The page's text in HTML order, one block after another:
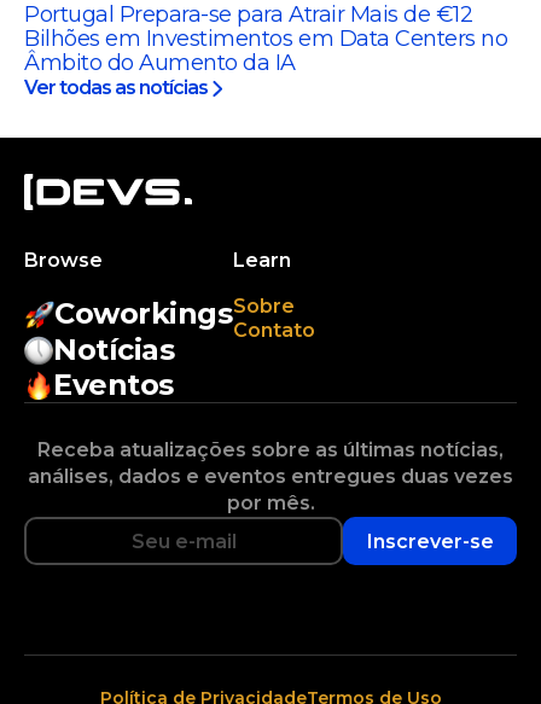
Portugal Prepara-se para Atrair Mais de €12
Bilhões em Investimentos em Data Centers no
Âmbito do Aumento da IA
Ver todas as notícias
Browse
Coworkings
Notícias
Eventos
Learn
Sobre
Contato
Receba atualizações sobre as últimas notícias,
análises, dados e eventos entregues duas vezes
por mês.
Inscrever-se
Política de PrivacidadeTermos de Uso